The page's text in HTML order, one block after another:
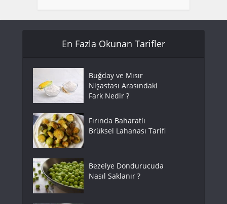
En Fazla Okunan Tarifler
Buğday ve Mısır
Nişastası Arasındaki
Fark Nedir ?
Fırında Baharatlı
Brüksel Lahanası Tarifi
Bezelye Dondurucuda
Nasıl Saklanır ?